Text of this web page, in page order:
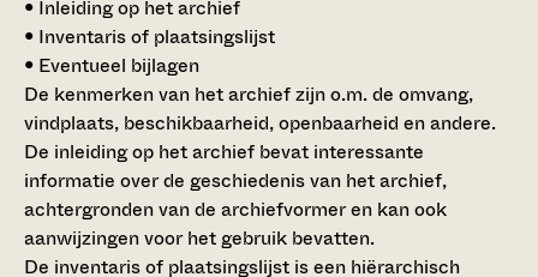
• Inleiding op het archief
• Inventaris of plaatsingslijst
• Eventueel bijlagen
De kenmerken van het archief zijn o.m. de omvang,
vindplaats, beschikbaarheid, openbaarheid en andere.
De inleiding op het archief bevat interessante
informatie over de geschiedenis van het archief,
achtergronden van de archiefvormer en kan ook
aanwijzingen voor het gebruik bevatten.
De inventaris of plaatsingslijst is een hiërarchisch